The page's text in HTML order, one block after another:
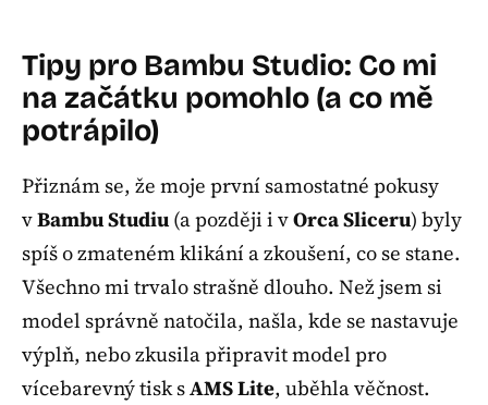
Tipy pro Bambu Studio: Co mi
na začátku pomohlo (a co mě
potrápilo)
Přiznám se, že moje první samostatné pokusy
vBambu Studiu (a později i vOrca Sliceru) byly
spíš o zmateném klikání a zkoušení, co se stane.
Všechno mi trvalo strašně dlouho. Než jsem si
model správně natočila, našla, kde se nastavuje
výplň, nebo zkusila připravit model pro
vícebarevný tisk sAMS Lite, uběhla věčnost.